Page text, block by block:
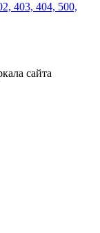
403, 404, 500,